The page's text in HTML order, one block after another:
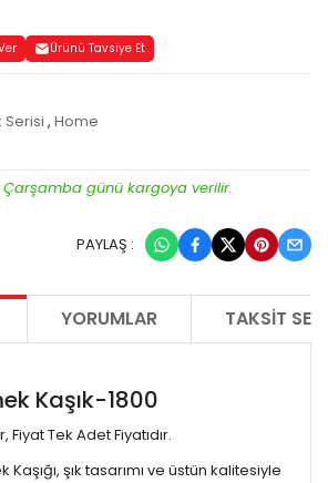
Ürünü Tavsiye Et
Serisi , Home
Çarşamba günü kargoya verilir.
PAYLAŞ :
YORUMLAR TAKSIT
Kaşık-1800
Fiyat Tek Adet Fiyatıdır.
Kaşığı, şık tasarımı ve üstün kalitesiyle